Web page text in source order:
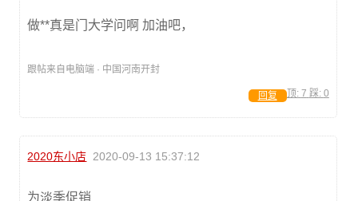
做**真是门大学问啊 加油吧，
跟帖来自电脑端 · 中国河南开封
顶: 7 踩: 0
回复
2020东小店 2020-09-13 15:37:12
为淡季促销